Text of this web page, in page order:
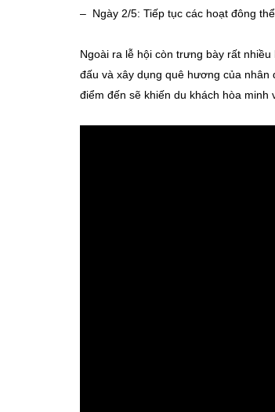
– Ngày 2/5: Tiếp tục các hoạt đông
Ngoài ra lễ hội còn trưng bày rất
đấu và xây dụng quê hương của
điểm đến sẽ khiến du khách hòa minh